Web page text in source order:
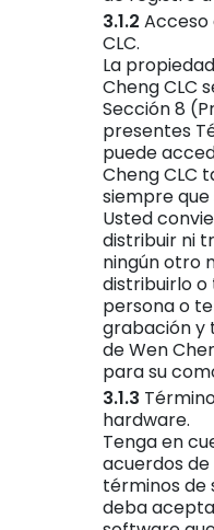
Acceso
CLC.
La
Cheng CLC
Sección 8
presentes
puede
Cheng CLC
siempre que
Usted
distribuir ni
ningún otro
distribuirlo
persona o
grabación y
de Wen
para su
hardware.
Tenga en
acuerdos
términos de
deba